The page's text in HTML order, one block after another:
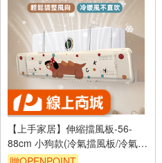
【上手家居】伸縮擋風板-56-
88cm 小狗款(冷氣擋風板/冷氣擋
板/導流板/冷氣導風罩/空調擋風